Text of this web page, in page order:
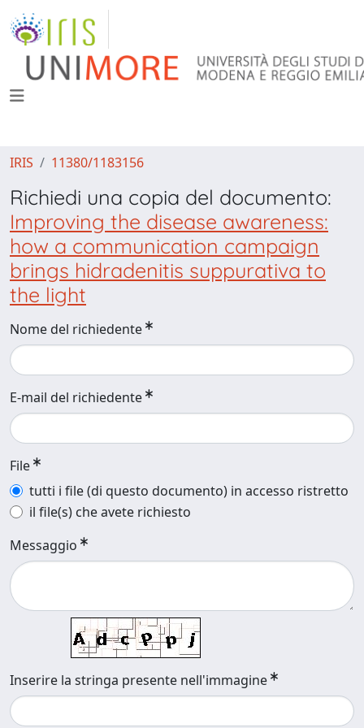
IRIS 11380/1183156
Richiedi una copia del documento:
Improving the disease awareness:
how a communication campaign
brings hidradenitis suppurativa to
the light
Nome del richiedente
E-mail del richiedente
File
tutti i file (di questo documento) in accesso ristretto
il file(s) che avete richiesto
Messaggio
Inserire la stringa presente nell'immagine